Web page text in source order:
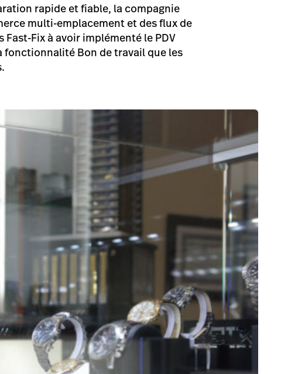
rapide et fiable, la compagnie
multi-emplacement et des flux de
Fix à avoir implémenté le PDV
Bon de travail que les